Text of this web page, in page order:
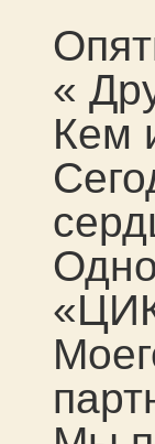
«
Кем